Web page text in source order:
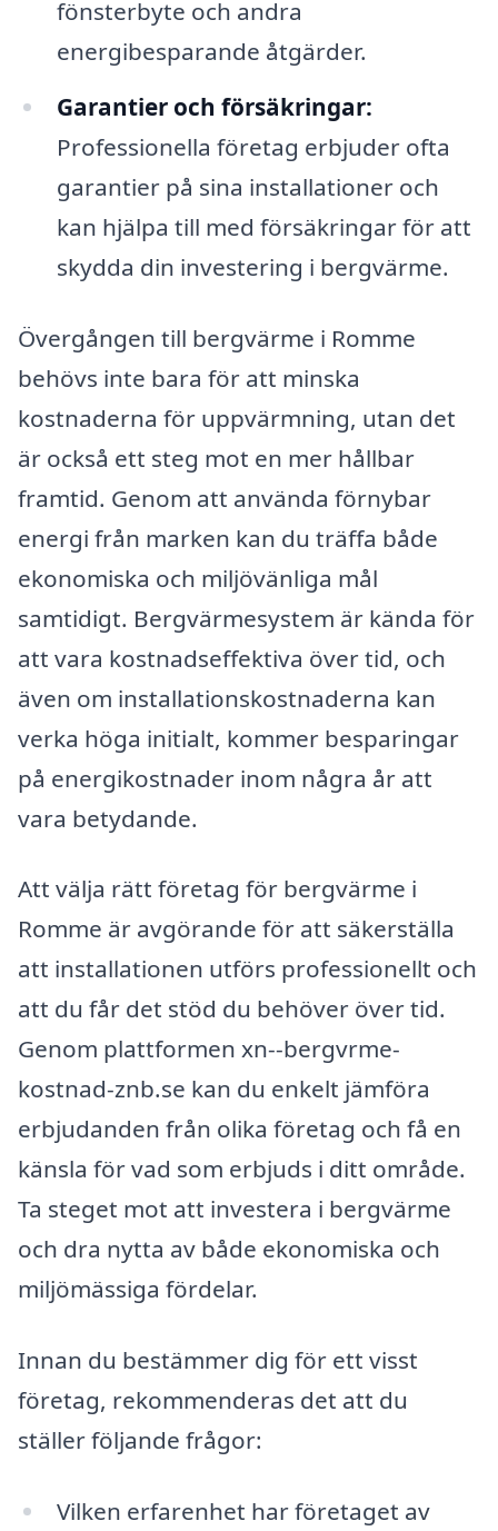
fönsterbyte och andra
energibesparande åtgärder.
Garantier och försäkringar:
Professionella företag erbjuder ofta
garantier på sina installationer och
kan hjälpa till med försäkringar för att
skydda din investering i bergvärme.
Övergången till bergvärme i Romme
behövs inte bara för att minska
kostnaderna för uppvärmning, utan det
är också ett steg mot en mer hållbar
framtid. Genom att använda förnybar
energi från marken kan du träffa både
ekonomiska och miljövänliga mål
samtidigt. Bergvärmesystem är kända för
att vara kostnadseffektiva över tid, och
även om installationskostnaderna kan
verka höga initialt, kommer besparingar
på energikostnader inom några år att
vara betydande.
Att välja rätt företag för bergvärme i
Romme är avgörande för att säkerställa
att installationen utförs professionellt och
att du får det stöd du behöver över tid.
Genom plattformen xn--bergvrme-
kostnad-znb.se kan du enkelt jämföra
erbjudanden från olika företag och få en
känsla för vad som erbjuds i ditt område.
Ta steget mot att investera i bergvärme
och dra nytta av både ekonomiska och
miljömässiga fördelar.
Innan du bestämmer dig för ett visst
företag, rekommenderas det att du
ställer följande frågor:
Vilken erfarenhet har företaget av